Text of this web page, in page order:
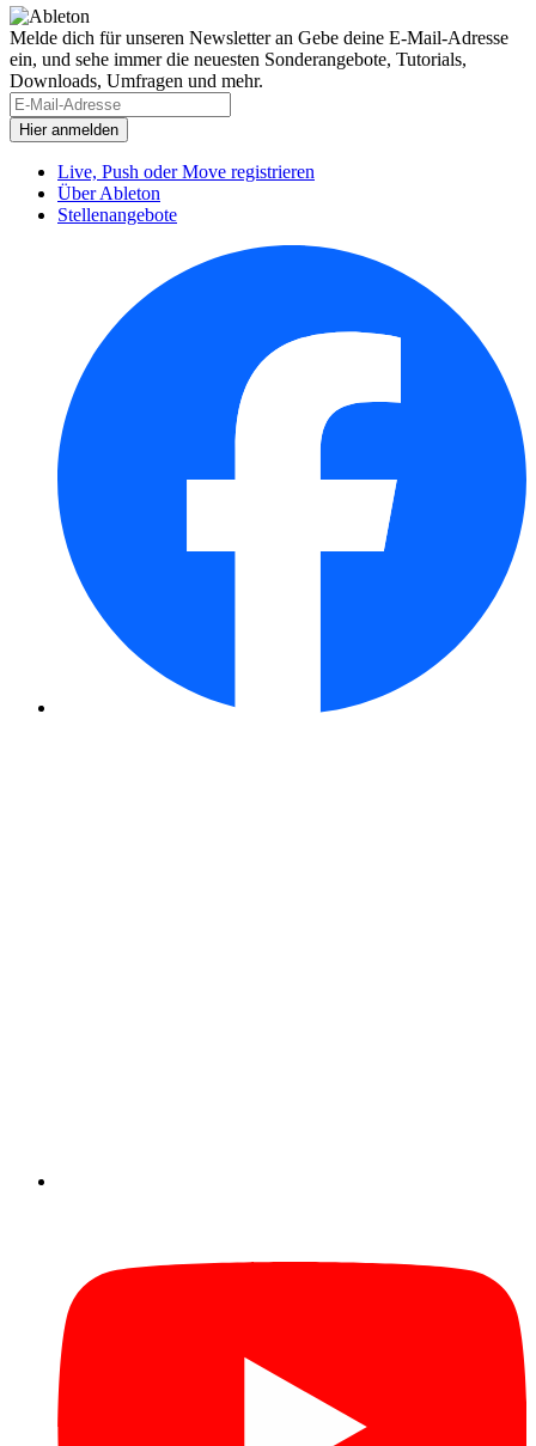
Melde dich für unseren Newsletter an Gebe deine E-Mail-Adresse
ein, und sehe immer die neuesten Sonderangebote, Tutorials,
Downloads, Umfragen und mehr.
Live, Push oder Move registrieren
Über Ableton
Stellenangebote